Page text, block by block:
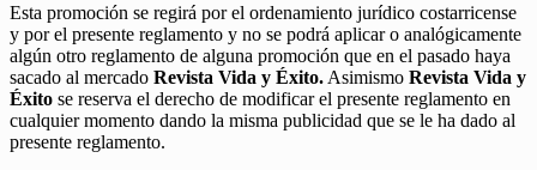
Esta promoción se regirá por el ordenamiento jurídico costarricense
y por el presente reglamento y no se podrá aplicar o analógicamente
algún otro reglamento de alguna promoción que en el pasado haya
sacado al mercado Revista Vida y Éxito. Asimismo Revista Vida y
Éxito se reserva el derecho de modificar el presente reglamento en
cualquier momento dando la misma publicidad que se le ha dado al
presente reglamento.